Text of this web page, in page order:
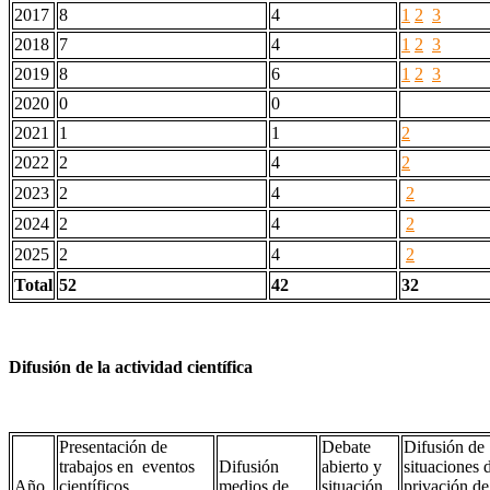
2017 8 4 1 2 3
2018 7 4 1 2 3
2019 8 6 1 2 3
2020 0
0
2021
1 1
2
2022
2 4
2
2023 2 4
2
2024 2 4
2
2025 2 4
2
Total 52 42 32
Difusión de la actividad científica
Año
Presentación de
trabajos en eventos
científicos
Difusión
medios de
Debate
abierto y
situación
Difusión de
situaciones
privación de